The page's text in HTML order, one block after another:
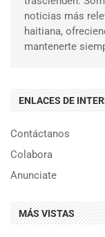
noticias más
haitiana,
mantenerte
ENLACES DE
Contáctanos
Colabora
Anunciate
MÁS VISTAS